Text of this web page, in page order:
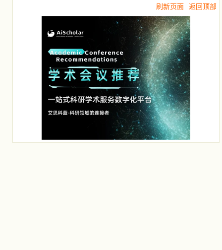
刷新页面 返回顶部